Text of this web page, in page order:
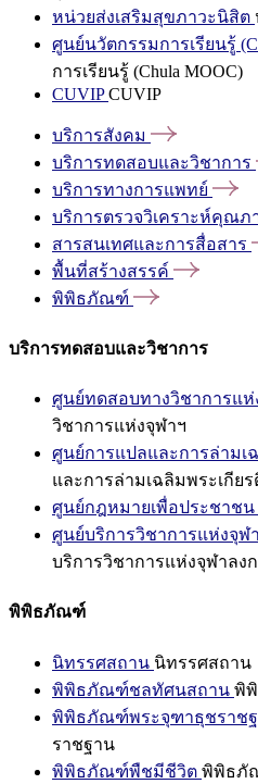
หน่วยส่งเสริมสุขภาวะนิสิต
ศูนย์นวัตกรรมการเรียนรู้
การเรียนรู้ (Chula MOOC)
CUVIPCUVIP
บริการสังคม
บริการทดสอบและวิชาการ
บริการทางการแพทย์
บริการตรวจวิเคราะห์คุณภ
สารสนเทศและการสื่อสาร
พื้นที่สร้างสรรค์
พิพิธภัณฑ์
บริการทดสอบและวิชาการ
ศูนย์ทดสอบทางวิชาการแห่
วิชาการแห่งจุฬาฯ
ศูนย์การแปลและการล่ามเ
และการล่ามเฉลิมพระเกียร
ศูนย์กฎหมายเพื่อประชาชน
ศูนย์บริการวิชาการแห่งจุ
บริการวิชาการแห่งจุฬาลง
พิพิธภัณฑ์
นิทรรศสถาน นิทรรศสถาน
พิพิธภัณฑ์ชลทัศนสถาน พิ
พิพิธภัณฑ์พระจุฑาธุชราช
ราชฐาน
พิพิธภัณฑ์พืชมีชีวิต พิพิธภั